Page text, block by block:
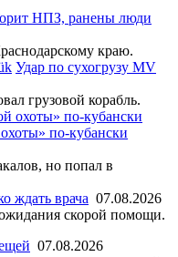
НПЗ, ранены люди
краю.
Удар по сухогрузу MV
грузовой корабль.
по-кубански
но попал в
ждать врача 07.08.2026
скорой помощи.
07.08.2026